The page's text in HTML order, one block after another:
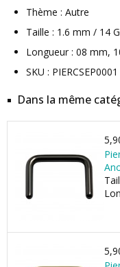
Thème : Autre
Taille : 1.6 mm / 14
Longueur : 08 mm,
SKU : PIERCSEP0001
Dans la même